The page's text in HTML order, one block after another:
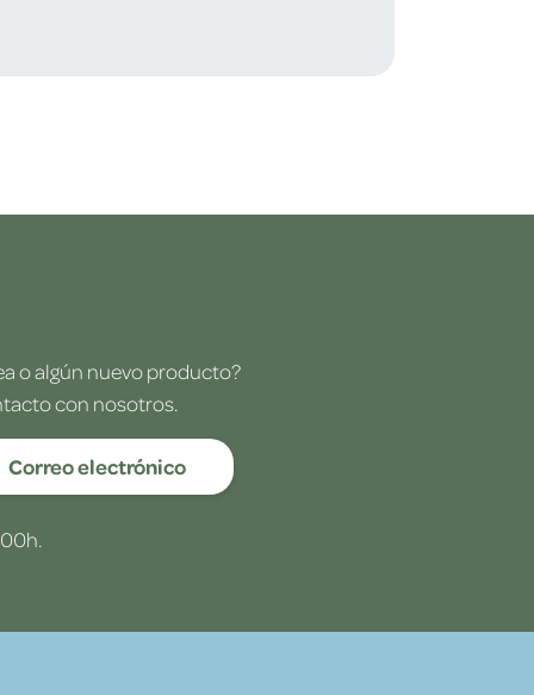
o algún nuevo producto?
con nosotros.
Correo electrónico